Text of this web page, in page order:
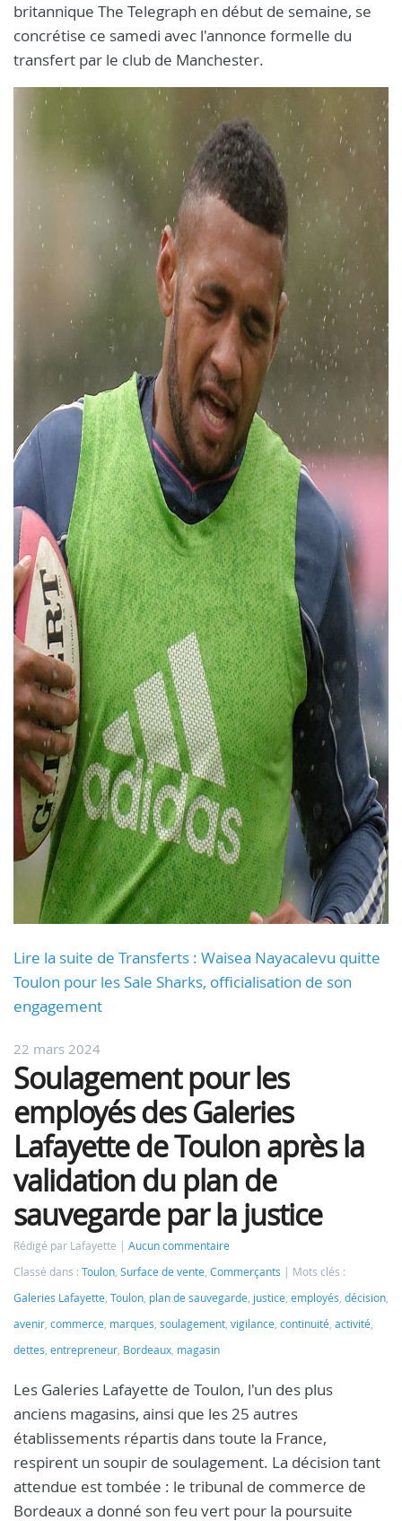
britannique The Telegraph en début de semaine, se
concrétise ce samedi avec l'annonce formelle du
transfert par le club de Manchester.
Lire la suite de Transferts : Waisea Nayacalevu quitte
Toulon pour les Sale Sharks, officialisation de son
engagement
22 mars 2024
Soulagement pour les
employés des Galeries
Lafayette de Toulon après la
validation du plan de
sauvegarde par la justice
Rédigé par Lafayette
Aucun commentaire
Classé dans : Toulon, Surface de vente, Commerçants
Mots clés :
Galeries Lafayette, Toulon, plan de sauvegarde, justice, employés, décision,
avenir, commerce, marques, soulagement, vigilance, continuité, activité,
dettes, entrepreneur, Bordeaux, magasin
Les Galeries Lafayette de Toulon, l'un des plus
anciens magasins, ainsi que les 25 autres
établissements répartis dans toute la France,
respirent un soupir de soulagement. La décision tant
attendue est tombée : le tribunal de commerce de
Bordeaux a donné son feu vert pour la poursuite